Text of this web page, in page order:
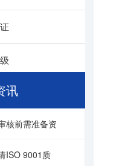
讯
核前需准备资
ISO 9001质